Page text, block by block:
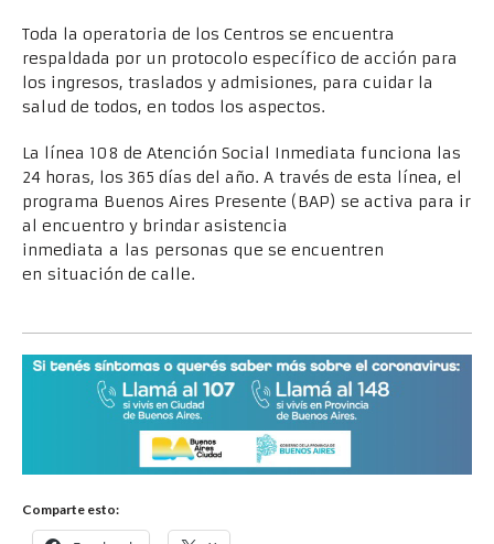
Toda la operatoria de los Centros se encuentra
respaldada por un protocolo específico de acción para
los ingresos, traslados y admisiones, para cuidar la
salud de todos, en todos los aspectos.
La línea 108 de Atención Social Inmediata funciona las
24 horas, los 365 días del año. A través de esta línea, el
programa Buenos Aires Presente (BAP) se activa para ir
al encuentro y brindar asistencia
inmediata a las personas que se encuentren
en situación de calle.
Comparte esto: